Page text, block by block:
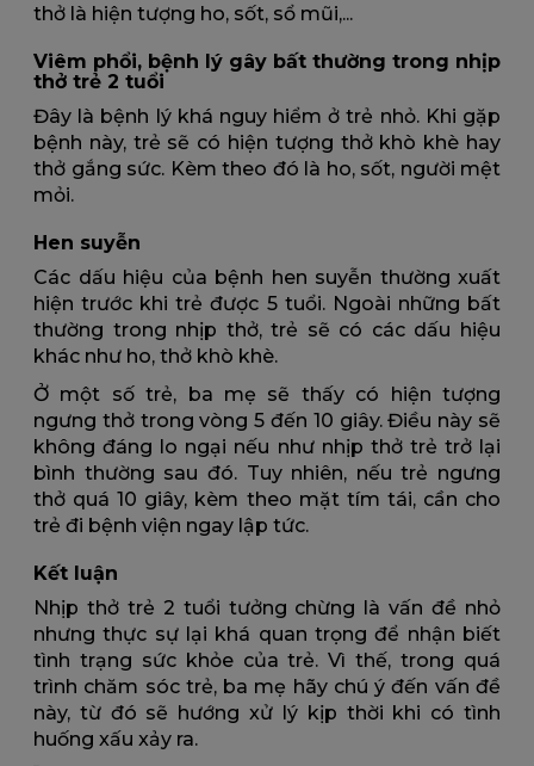
thở là hiện tượng ho, sốt, sổ mũi,...
Viêm phổi, bệnh lý gây bất thường trong nhịp
thở trẻ 2 tuổi
Đây là bệnh lý khá nguy hiểm ở trẻ nhỏ. Khi gặp
bệnh này, trẻ sẽ có hiện tượng thở khò khè hay
thở gắng sức. Kèm theo đó là ho, sốt, người mệt
mỏi.
Hen suyễn
Các dấu hiệu của bệnh hen suyễn thường xuất
hiện trước khi trẻ được 5 tuổi. Ngoài những bất
thường trong nhịp thở, trẻ sẽ có các dấu hiệu
khác như ho, thở khò khè.
Ở một số trẻ, ba mẹ sẽ thấy có hiện tượng
ngưng thở trong vòng 5 đến 10 giây. Điều này sẽ
không đáng lo ngại nếu như nhịp thở trẻ trở lại
bình thường sau đó. Tuy nhiên, nếu trẻ ngưng
thở quá 10 giây, kèm theo mặt tím tái, cần cho
trẻ đi bệnh viện ngay lập tức.
Kết luận
Nhịp thở trẻ 2 tuổi tưởng chừng là vấn đề nhỏ
nhưng thực sự lại khá quan trọng để nhận biết
tình trạng sức khỏe của trẻ. Vì thế, trong quá
trình chăm sóc trẻ, ba mẹ hãy chú ý đến vấn đề
này, từ đó sẽ hướng xử lý kịp thời khi có tình
huống xấu xảy ra.